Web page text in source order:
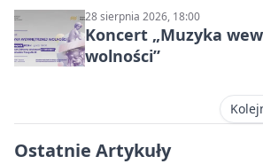
28 sierpnia 2026, 18:00
Koncert „Muzyka
wolności”
Ostatnie Artykuły